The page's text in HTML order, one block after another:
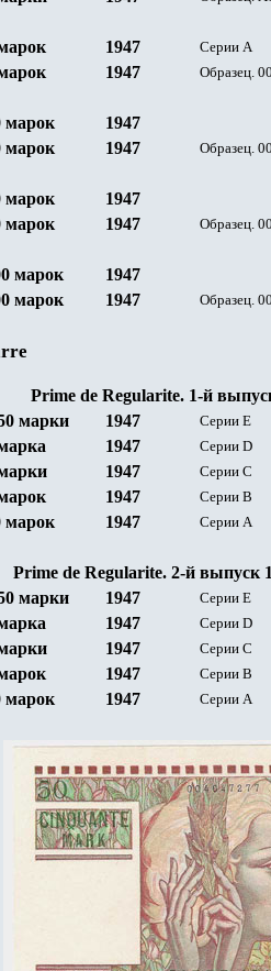
1947 Серии A
1947 Образец. 0
марок 1947
марок 1947 Образец. 0
марок 1947
марок 1947 Образец. 0
марок 1947
марок 1947 Образец. 0
Prime de Regularite. 1-й
марки 1947 Серии Е
1947 Серии D
1947 Серии C
1947 Серии B
марок 1947 Серии А
Prime de Regularite. 2-й выпуск
марки 1947 Серии Е
1947 Серии D
1947 Серии C
1947 Серии B
марок 1947 Серии А